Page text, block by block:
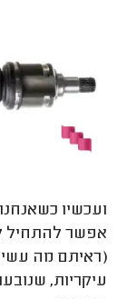
ועכשיו
אפשר להתחיל
(ראיתם מה
עיקריות,